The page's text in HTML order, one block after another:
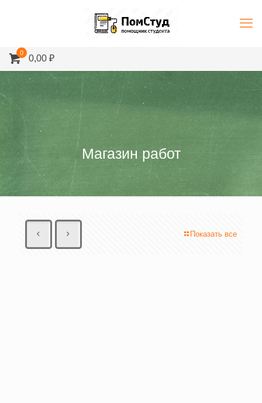
0
0,00 ₽
Магазин работ
Показать все